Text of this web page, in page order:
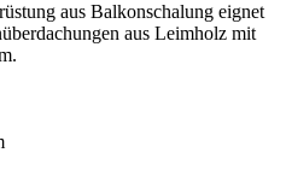
aus Balkonschalung eignet
aus Leimholz mit